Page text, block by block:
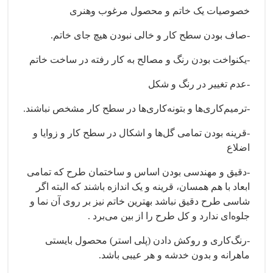
خصوصیات یک خاتم و محصول مرغوب وهنری
-صاف بودن سطح کار و خالی نبودن هیچ جای خاتم.
-یکنواخت بودن رنگ و مصالح به کار رفته در ساخت خاتم
-عدم تغییر در رنگ و شکل
-ترمیم‌کاری‌ها و بتونه‌کاری‌ها در سطح کار مشخص نباشند.
-قرینه بودن تمامی گل‌ها و اشکال در سطح کار و زوایا و
اضلاع
-دقیق و مهندسی بودن اساس و ساختمان طرح که تمامی
ابعاد با هم همسان، قرینه و یک اندازه باشند که البته اگر
شاسی طرح دقیق نباشد بهترین خاتم نیز بر روی آن نما و
جلوه‌ای ندارد و کل طرح را از بین می‌برد .
-رنگ‌کاری و روکش دادن (پلی استر) محصول بایستی
ماهرانه و بدون خدشه و هر عیبی باشد.